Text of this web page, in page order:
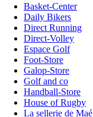
Basket-Center
Daily Bikers
Direct Running
Direct-Volley
Espace Golf
Foot-Store
Galop-Store
Golf and co
Handball-Store
House of Rugby
La sellerie de Maé